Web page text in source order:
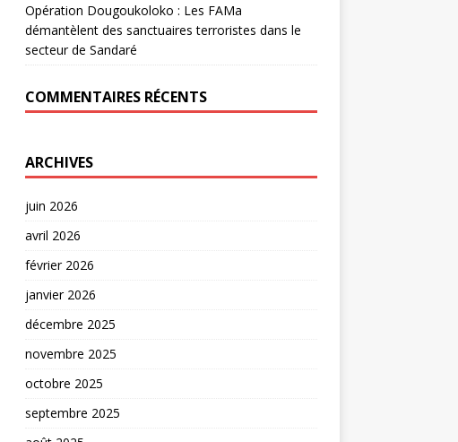
Opération Dougoukoloko : Les FAMa
démantèlent des sanctuaires terroristes dans le
secteur de Sandaré
COMMENTAIRES RÉCENTS
ARCHIVES
juin 2026
avril 2026
février 2026
janvier 2026
décembre 2025
novembre 2025
octobre 2025
septembre 2025